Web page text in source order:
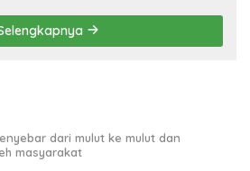
dari mulut ke mulut dan
masyarakat